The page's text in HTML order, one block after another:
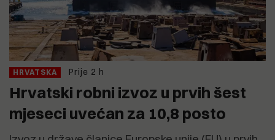
HRVATSKA Prije 2 h
Hrvatski robni izvoz u prvih šest
mjeseci uvećan za 10,8 posto